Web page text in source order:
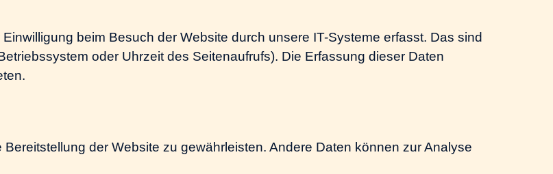
beim Besuch der Website durch unsere IT-Systeme erfasst. Das sind
oder Uhrzeit des Seitenaufrufs). Die Erfassung dieser Daten
der Website zu gewährleisten. Andere Daten können zur Analyse